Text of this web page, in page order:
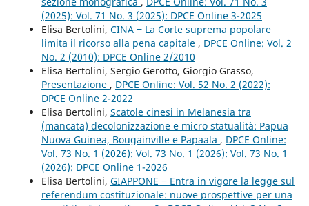
(2025): Vol. 71 No. 3 (2025): DPCE Online 3-2025
Elisa Bertolini, CINA ‒ La Corte suprema popolare
limita il ricorso alla pena capitale , DPCE Online: Vol. 2
No. 2 (2010): DPCE Online 2/2010
Elisa Bertolini, Sergio Gerotto, Giorgio Grasso,
Presentazione , DPCE Online: Vol. 52 No. 2 (2022):
DPCE Online 2-2022
Elisa Bertolini, Scatole cinesi in Melanesia tra
(mancata) decolonizzazione e micro statualità: Papua
Nuova Guinea, Bougainville e Papaala , DPCE Online:
Vol. 73 No. 1 (2026): Vol. 73 No. 1 (2026): Vol. 73 No. 1
(2026): DPCE Online 1-2026
Elisa Bertolini, GIAPPONE ‒ Entra in vigore la legge sul
referendum costituzionale: nuove prospettive per una